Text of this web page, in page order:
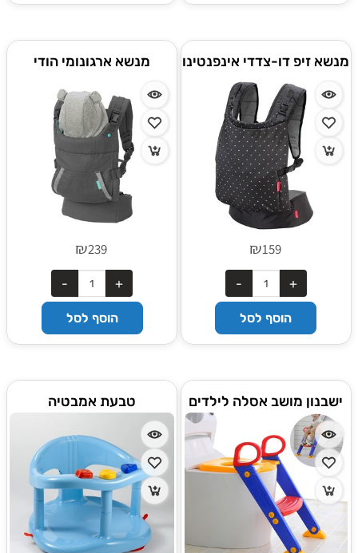
מנשא זיפ דו-צדדי אינפנטינו
Infantino
₪159
הוסף לסל
מנשא ארגונומי הודי
₪239
הוסף לסל
ישבנון מושב אסלה לילדים
משולב עם סולם מדרגה
טבעת אמבטיה